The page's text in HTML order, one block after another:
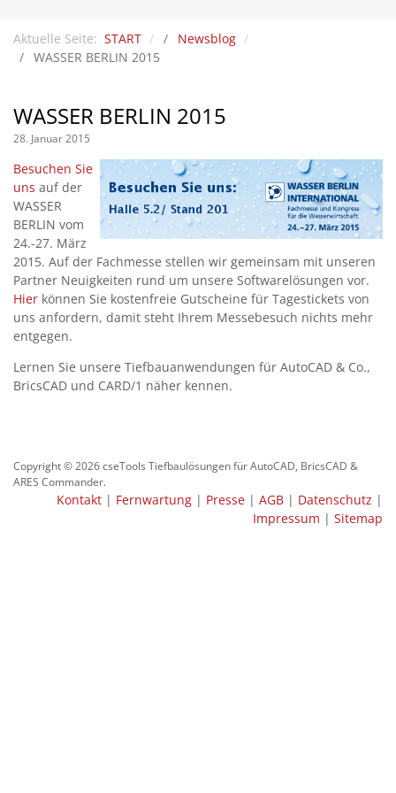
Aktuelle Seite: START
Newsblog
WASSER BERLIN 2015
WASSER BERLIN 2015
28. Januar 2015
Besuchen Sie
uns auf der
WASSER
BERLIN vom
24.-27. März
2015. Auf der Fachmesse stellen wir gemeinsam mit unseren
Partner Neuigkeiten rund um unsere Softwarelösungen vor.
Hier können Sie kostenfreie Gutscheine für Tagestickets von
uns anfordern, damit steht Ihrem Messebesuch nichts mehr
entgegen.
Lernen Sie unsere Tiefbauanwendungen für AutoCAD & Co.,
BricsCAD und CARD/1 näher kennen.
Copyright © 2026 cseTools Tiefbaulösungen für AutoCAD, BricsCAD &
ARES Commander.
Kontakt | Fernwartung | Presse | AGB | Datenschutz |
Impressum | Sitemap